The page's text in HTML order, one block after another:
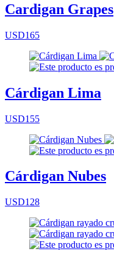
Cardigan Grapes
USD165
Cárdigan Lima
USD155
Cárdigan Nubes
USD128